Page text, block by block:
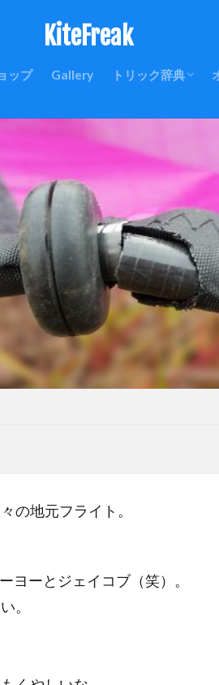
KiteFreak
ップ Gallery トリック辞典
の地元フライト。
ヨーとジェイコブ（笑）。
。